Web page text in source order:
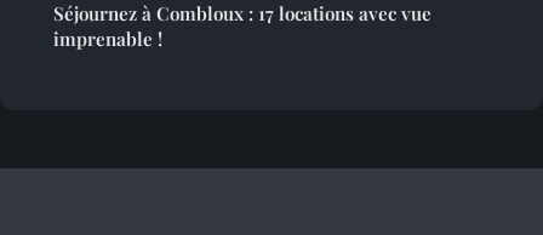
Séjournez à Combloux : 17 locations avec vue
imprenable !